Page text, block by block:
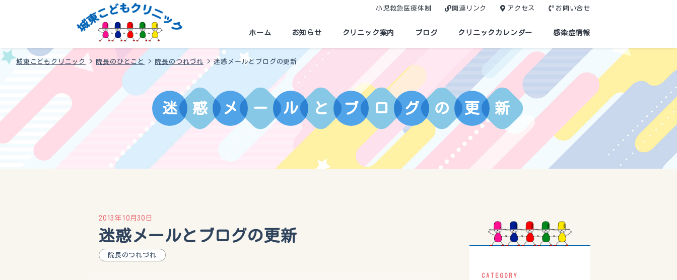
小児救急医療体制 関連リンク アクセス お問い合せ
ホーム お知らせ クリニック案内 ブログ クリニックカレンダー 感染症情報
城東こどもクリニック > 院長のひとこと > 院長のつれづれ >迷惑メールとブログの更新
迷 惑 メ ー ル と ブ ロ グ の 更 新
2013年10月30日
迷惑メールとブログの更新
院長のつれづれ
CATEGORY